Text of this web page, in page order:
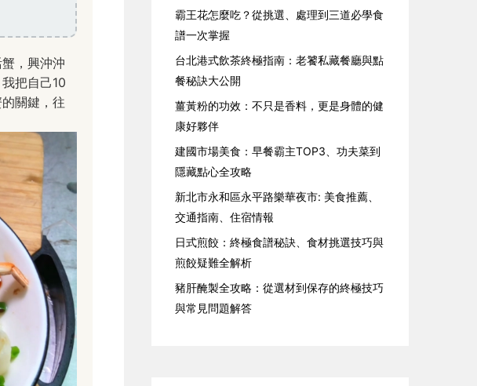
，興沖沖
把自己10
關鍵，往
霸王花怎麼吃？從挑選、處理到三道必學食
譜一次掌握
台北港式飲茶終極指南：老饕私藏餐廳與點
餐秘訣大公開
薑黃粉的功效：不只是香料，更是身體的健
康好夥伴
建國市場美食：早餐霸主TOP3、功夫菜到
隱藏點心全攻略
新北市永和區永平路樂華夜市: 美食推薦、
交通指南、住宿情報
日式煎餃：終極食譜秘訣、食材挑選技巧與
煎餃疑難全解析
豬肝醃製全攻略：從選材到保存的終極技巧
與常見問題解答